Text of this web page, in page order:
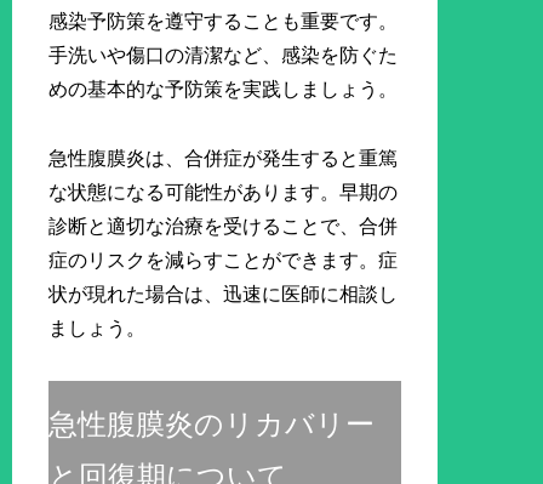
感染予防策を遵守することも重要です。
手洗いや傷口の清潔など、感染を防ぐた
めの基本的な予防策を実践しましょう。
急性腹膜炎は、合併症が発生すると重篤
な状態になる可能性があります。早期の
診断と適切な治療を受けることで、合併
症のリスクを減らすことができます。症
状が現れた場合は、迅速に医師に相談し
ましょう。
急性腹膜炎のリカバリー
と回復期について